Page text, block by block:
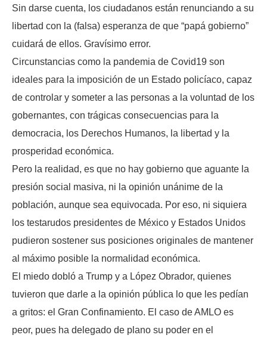
Sin darse cuenta, los ciudadanos están renunciando a su
libertad con la (falsa) esperanza de que “papá gobierno”
cuidará de ellos. Gravísimo error.
Circunstancias como la pandemia de Covid19 son
ideales para la imposición de un Estado policíaco, capaz
de controlar y someter a las personas a la voluntad de los
gobernantes, con trágicas consecuencias para la
democracia, los Derechos Humanos, la libertad y la
prosperidad económica.
Pero la realidad, es que no hay gobierno que aguante la
presión social masiva, ni la opinión unánime de la
población, aunque sea equivocada. Por eso, ni siquiera
los testarudos presidentes de México y Estados Unidos
pudieron sostener sus posiciones originales de mantener
al máximo posible la normalidad económica.
El miedo dobló a Trump y a López Obrador, quienes
tuvieron que darle a la opinión pública lo que les pedían
a gritos: el Gran Confinamiento. El caso de AMLO es
peor, pues ha delegado de plano su poder en el